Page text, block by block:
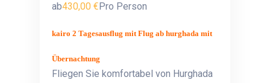
ab430,00 €Pro Person
kairo 2 Tagesausflug mit Flug ab hurghada mit
Übernachtung
Fliegen Sie komfortabel von Hurghada